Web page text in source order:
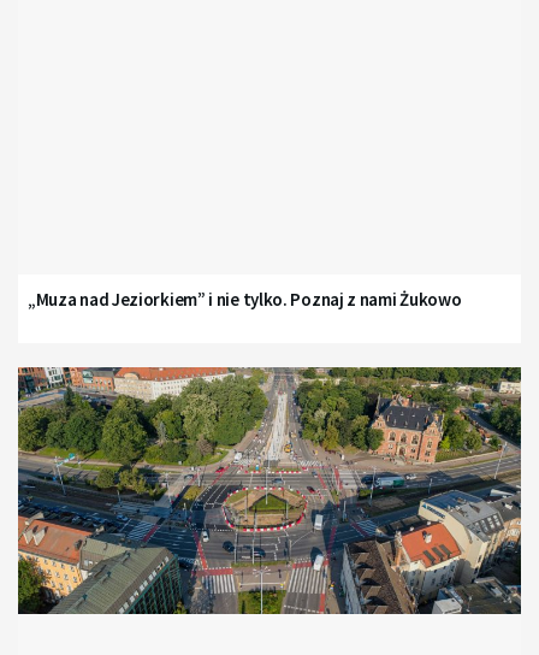
„Muza nad Jeziorkiem” i nie tylko. Poznaj z nami Żukowo